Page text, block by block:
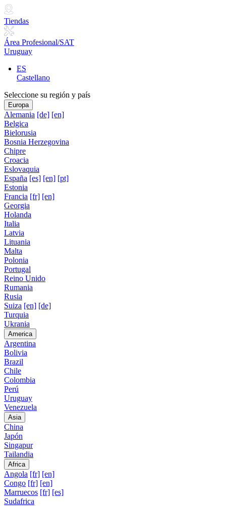
Tiendas
Área Profesional/SAT
Uruguay
ES
Castellano
Seleccione su región y país
Europa
Alemania [de] [en]
Belgica
Bielorusia
Bosnia Herzegovina
Chipre
Croacia
Eslovaquia
España [es] [en] [pt]
Estonia
Francia [fr] [en]
Georgia
Holanda
Italia
Latvia
Lituania
Malta
Polonia
Portugal
Reino Unido
Rumania
Rusia
Suiza [en] [de]
Turquia
Ukrania
America
Argentina
Bolivia
Brazil
Chile
Colombia
Perú
Uruguay
Venezuela
Asia
China
Japón
Singapur
Tailandia
Africa
Angola [fr] [en]
Congo [fr] [en]
Marruecos [fr] [es]
Sudafrica